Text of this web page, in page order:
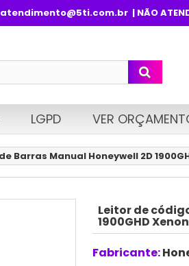
atendimento@5ti.com.br| NÃO
LGPD VER
Barras Manual Honeywell 2D
Leitor de
1900GHD
Fabricante: